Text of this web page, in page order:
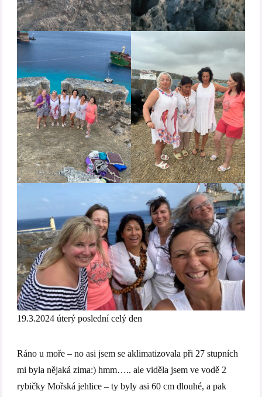
19.3.2024 úterý poslední celý den
Ráno u moře – no asi jsem se aklimatizovala při 27 stupních
mi byla nějaká zima:) hmm….. ale viděla jsem ve vodě 2
rybičky Mořská jehlice – ty byly asi 60 cm dlouhé, a pak